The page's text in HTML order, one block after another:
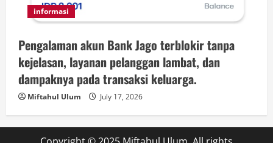
informasi
Pengalaman akun Bank Jago terblokir tanpa
kejelasan, layanan pelanggan lambat, dan
dampaknya pada transaksi keluarga.
Miftahul Ulum July 17, 2026